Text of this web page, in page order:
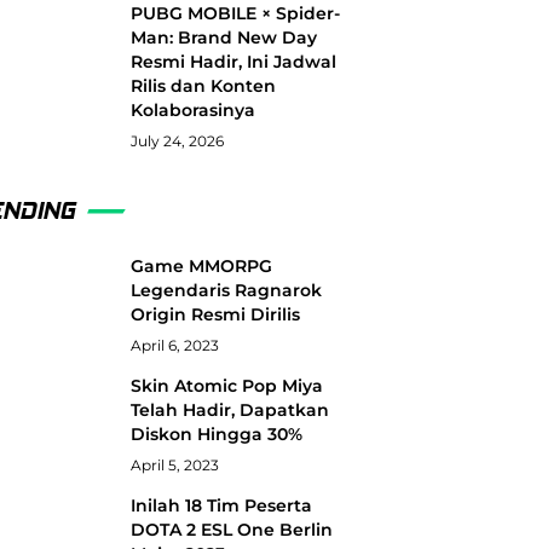
PUBG MOBILE × Spider-
Man: Brand New Day
Resmi Hadir, Ini Jadwal
Rilis dan Konten
Kolaborasinya
July 24, 2026
Game MMORPG
Legendaris Ragnarok
Origin Resmi Dirilis
April 6, 2023
Skin Atomic Pop Miya
Telah Hadir, Dapatkan
Diskon Hingga 30%
April 5, 2023
Inilah 18 Tim Peserta
DOTA 2 ESL One Berlin